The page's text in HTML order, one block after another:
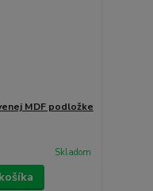
MDF podložke
Skladom